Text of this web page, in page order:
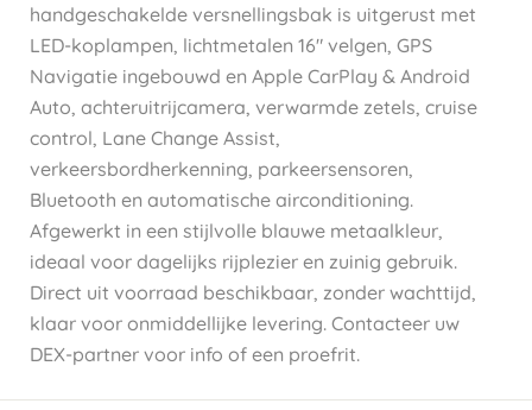
handgeschakelde versnellingsbak is uitgerust met
LED-koplampen, lichtmetalen 16" velgen, GPS
Navigatie ingebouwd en Apple CarPlay & Android
Auto, achteruitrijcamera, verwarmde zetels, cruise
control, Lane Change Assist,
verkeersbordherkenning, parkeersensoren,
Bluetooth en automatische airconditioning.
Afgewerkt in een stijlvolle blauwe metaalkleur,
ideaal voor dagelijks rijplezier en zuinig gebruik.
Direct uit voorraad beschikbaar, zonder wachttijd,
klaar voor onmiddellijke levering. Contacteer uw
DEX-partner voor info of een proefrit.